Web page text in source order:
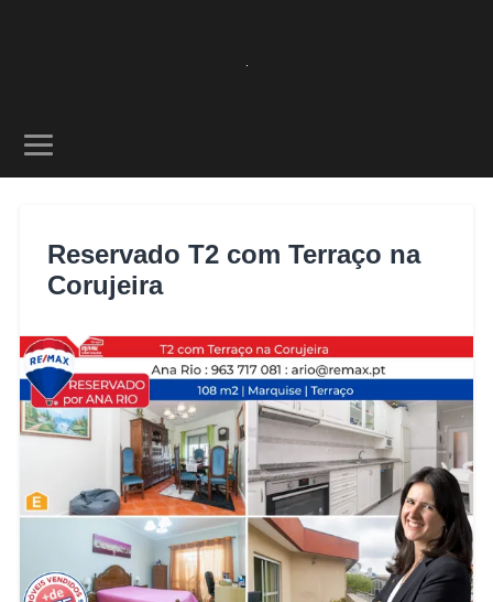
Reservado T2 com Terraço na
Corujeira